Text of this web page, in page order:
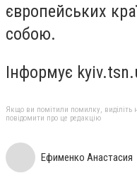
європейських
собою.
Інформує
Якщо ви помітили помилку, виділіть
повідомити про це редакцію
Ефименко Анастасия